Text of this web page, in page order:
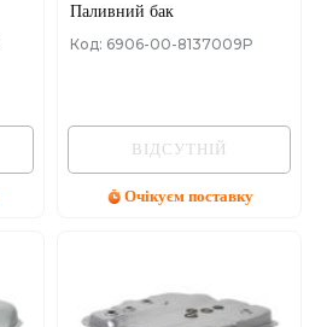
Паливний бак
Код: 6906-00-8137009P
ВІДСУТНІЙ
Очікуєм поставку